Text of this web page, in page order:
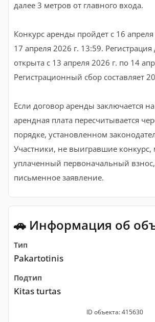
далее 3 метров от главного входа.
Конкурс аренды пройдет с 16
17 апреля 2026 г. 13:59. Регистрация
открыта с 13 апреля 2026 г. по 14
Регистрационный сбор составляет
Если договор аренды заключается
арендная плата пересчитывается
порядке, установленном
Участники, не выигравшие конкурс,
уплаченный первоначальный
письменное заявление.
🚗 Информация об
Тип
Pakartotinis
Подтип
Kitas turtas
ID объекта: 415630